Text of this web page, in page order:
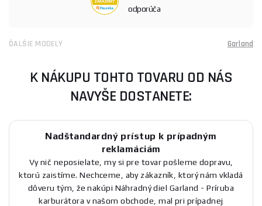
odporúča
ĎALŠIE MODELY Garland
K NÁKUPU TOHTO TOVARU OD NÁS
NAVYŠE DOSTANETE:
Nadštandardný prístup k prípadným
reklamáciám
Vy nič neposielate, my si pre tovar pošleme dopravu,
ktorú zaistíme. Nechceme, aby zákazník, ktorý nám vkladá
dôveru tým, že nakúpi Náhradný diel Garland - Príruba
karburátora v našom obchode, mal pri prípadnej